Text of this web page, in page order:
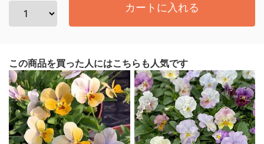
カートに入れる
この商品を買った人にはこちらも人気です